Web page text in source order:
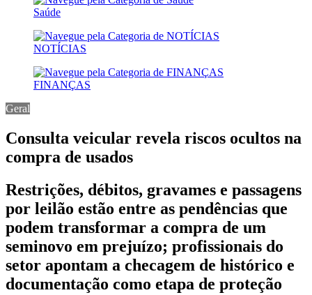
Saúde
NOTÍCIAS
FINANÇAS
Geral
Consulta veicular revela riscos ocultos na
compra de usados
Restrições, débitos, gravames e passagens
por leilão estão entre as pendências que
podem transformar a compra de um
seminovo em prejuízo; profissionais do
setor apontam a checagem de histórico e
documentação como etapa de proteção